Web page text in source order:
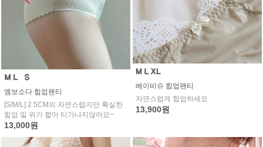
엠보소다 힙업팬티
[S/M/L] 2.5CM의 자연스럽지만 확실한
힙업 밑 위가 짧아 티가나지않아요~
13,000원
베이비슈 힙업팬티
자연스럽게 힙업하세요
13,900원